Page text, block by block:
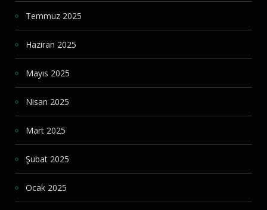
Temmuz 2025
Haziran 2025
Mayıs 2025
Nisan 2025
Mart 2025
Şubat 2025
Ocak 2025